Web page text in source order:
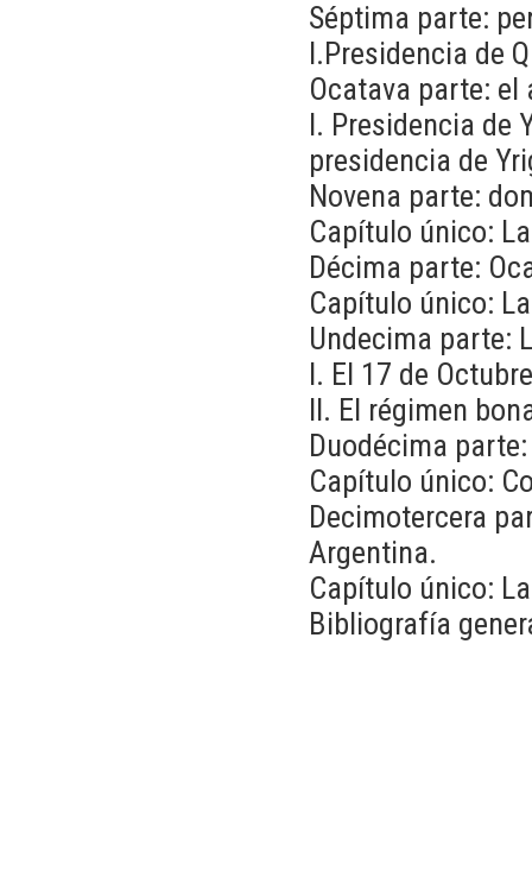
Séptima parte:
I.Presidencia de
Ocatava parte:
I. Presidencia de
presidencia de
Novena parte:
Capítulo único:
Décima parte:
Capítulo único:
Undecima parte:
I. El 17 de
II. El régimen
Duodécima
Capítulo único:
Decimotercera
Argentina.
Capítulo único:
Bibliografía